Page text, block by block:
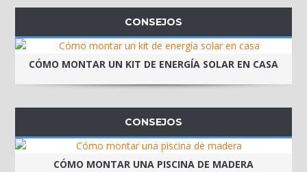
CONSEJOS
CÓMO MONTAR UN KIT DE ENERGÍA SOLAR EN CASA
CONSEJOS
CÓMO MONTAR UNA PISCINA DE MADERA